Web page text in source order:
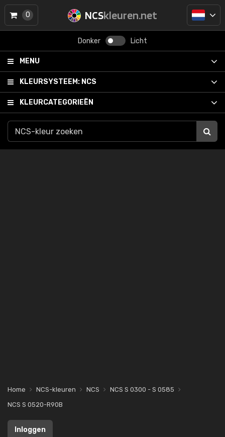
NCSkleuren.net
Donker Licht
MENU
KLEURSYSTEEM: NCS
KLEURCATEGORIEËN
0
Home NCS-kleuren NCS
NCS S 0300 - S 0585
NCS S 0520-R90B
Inloggen